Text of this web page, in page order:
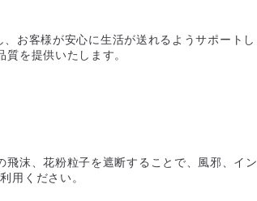
お客様が安心に生活が送れるようサポートし
を提供いたします。
沫、花粉粒子を遮断することで、風邪、イン
用ください。